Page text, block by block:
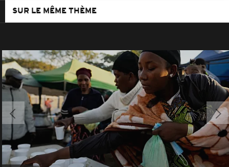
SUR LE MÊME THÈME